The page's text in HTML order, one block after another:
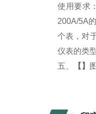
使用要求
200A/5A
个表，对
仪表的类
五、
【 】